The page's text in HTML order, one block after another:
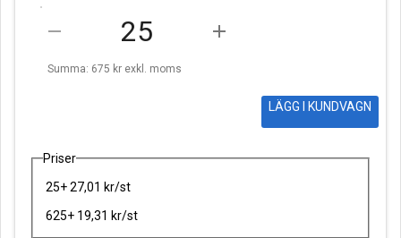
remove add
Summa: 675 kr exkl. moms
LÄGG I KUNDVAGN
Priser
25+ 27,01 kr/st
625+ 19,31 kr/st